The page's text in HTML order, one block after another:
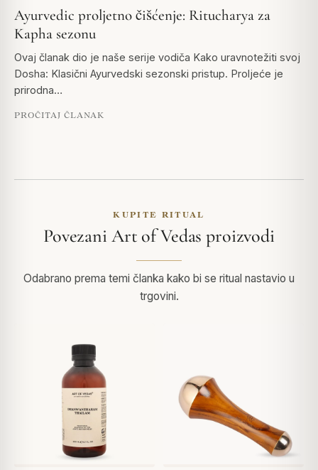
Ayurvedic proljetno čišćenje: Ritucharya za
Kapha sezonu
Ovaj članak dio je naše serije vodiča Kako uravnotežiti svoj
Dosha: Klasični Ayurvedski sezonski pristup. Proljeće je
prirodna…
PROČITAJ ČLANAK
KUPITE RITUAL
Povezani Art of Vedas proizvodi
Odabrano prema temi članka kako bi se ritual nastavio u
trgovini.